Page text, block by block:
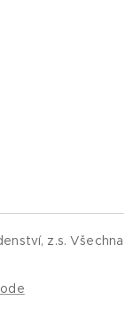
z.s. Všechna